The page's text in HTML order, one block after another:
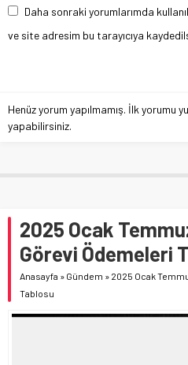
Daha sonraki yorumlarımda
ve site adresim bu tarayıcıya
Henüz yorum yapılmamış. İlk yorumu
yapabilirsiniz.
2025 Ocak
Görevi Ödemeleri
Anasayfa » Gündem » 2025 Ocak
Tablosu